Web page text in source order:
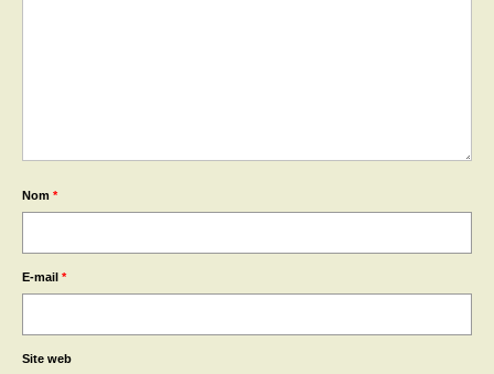
Nom *
E-mail *
Site web